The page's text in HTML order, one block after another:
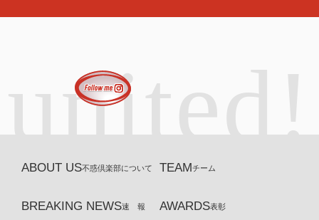
united!
ABOUT US不惑倶楽部について
BREAKING NEWS速 報
TEAMチーム
AWARDS表彰